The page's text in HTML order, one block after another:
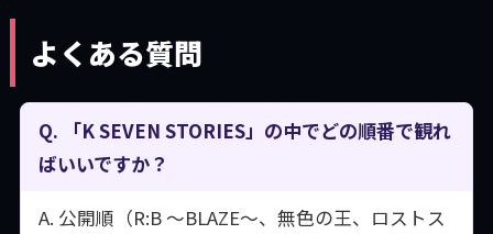
よくある質問
Q. 「K SEVEN STORIES」の中でどの順番で観れ
ばいいですか？
A. 公開順（R:B ～BLAZE～、無色の王、ロストス